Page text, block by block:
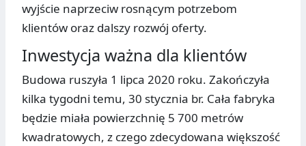
wyjście naprzeciw rosnącym potrzebom
klientów oraz dalszy rozwój oferty.
Inwestycja ważna dla klientów
Budowa ruszyła 1 lipca 2020 roku. Zakończyła
kilka tygodni temu, 30 stycznia br. Cała fabryka
będzie miała powierzchnię 5 700 metrów
kwadratowych, z czego zdecydowana większość